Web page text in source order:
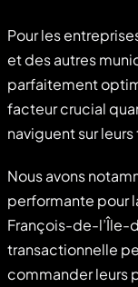
Pour les
et des autres
parfaitement
facteur crucial
naviguent sur
Nous avons
performante pour
François-de-l’Île-
transactionnelle
commander leurs